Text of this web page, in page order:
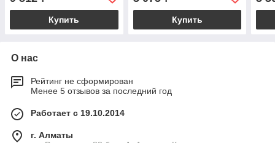
Купить Купить
О нас
Рейтинг не сформирован
Менее 5 отзывов за последний год
Работает с 19.10.2014
г. Алматы